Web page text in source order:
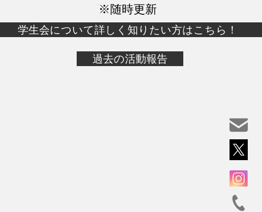
​※随時更新
学生会について詳しく知りたい方はこちら！
過去の活動報告